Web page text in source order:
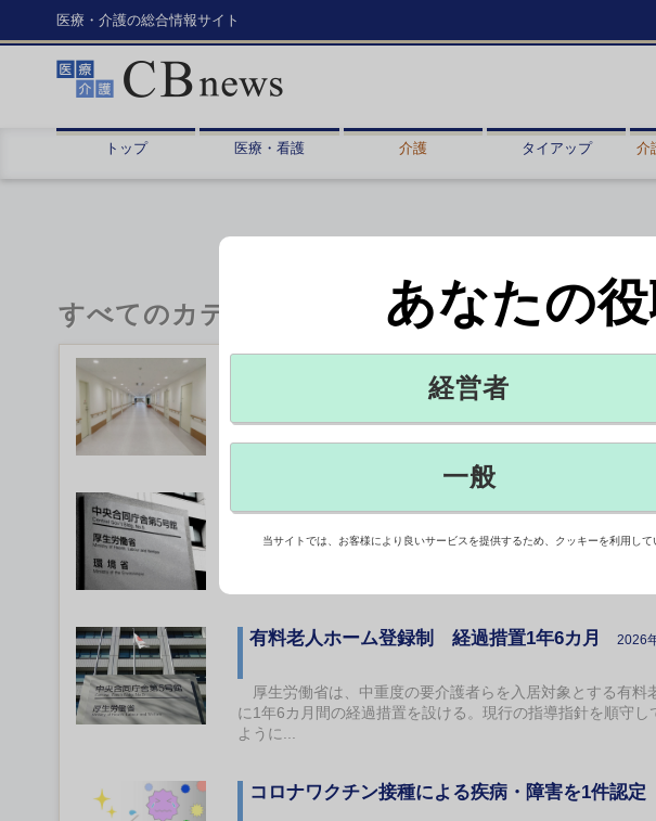
医療・介護の総合情報サイト
トップ 医療・看護 介護 タイアップ 介
すべてのカテゴリ
看護・多職種協働加算、届け出250病院超え
急性期病棟での多職種協働を評価するため、6月の診療報
を1日現在、全国の250超の病院が届け出ていることが分かっ
有料老人ホーム登録制 経過措置1年6カ月 2026
厚生労働省は、中重度の要介護者らを入居対象とする有料
に1年6カ月間の経過措置を設ける。現行の指導指針を順守
ように...
コロナワクチン接種による疾病・障害を1件認定
あなたの
経営者
一般
当サイトでは、お客様により良いサービスを提供するため、クッキーを利用し